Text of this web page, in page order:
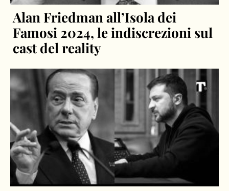
Alan Friedman all’Isola dei
Famosi 2024, le indiscrezioni sul
cast del reality